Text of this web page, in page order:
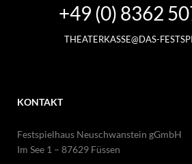
+49 (0) 8362
THEATERKASSE@DAS-
KONTAKT
Festspielhaus Neuschwanstein gGmbH
Im See 1 – 87629 Füssen